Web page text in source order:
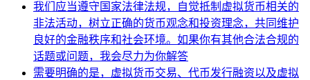
我们应当遵守国家法律法规，自觉抵制虚拟货币相关的
非法活动，树立正确的货币观念和投资理念，共同维护
良好的金融秩序和社会环境。如果你有其他合法合规的
话题或问题，我会尽力为你解答
需要明确的是，虚拟货币交易、代币发行融资以及虚拟